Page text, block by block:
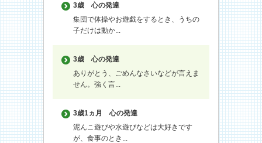
3歳
心の発達
集団で体操やお遊戯をするとき、うちの
子だけは動か...
3歳
心の発達
ありがとう、ごめんなさいなどが言えま
せん。強く言...
3歳1ヵ月
心の発達
泥んこ遊びや水遊びなどは大好きです
が、食事のとき...